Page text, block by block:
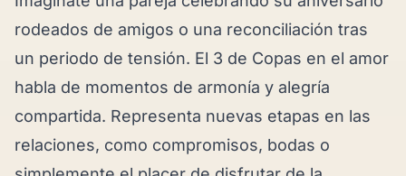
rodeados de amigos o una reconciliación tras
un periodo de tensión. El 3 de Copas en el amor
habla de momentos de armonía y alegría
compartida. Representa nuevas etapas en las
relaciones, como compromisos, bodas o